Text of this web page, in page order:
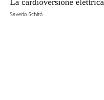
Saverio Schirò